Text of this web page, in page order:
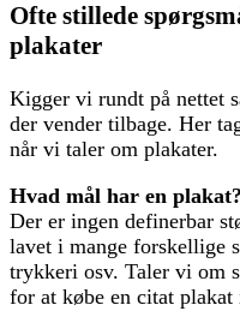
Ofte stillede
plakater
Kigger vi rundt på nettet
der vender tilbage. Her
når vi taler om plakater.
Hvad mål har en plakat?
Der er ingen definerbar
lavet i mange forskellige
trykkeri osv. Taler vi om
for at købe en citat